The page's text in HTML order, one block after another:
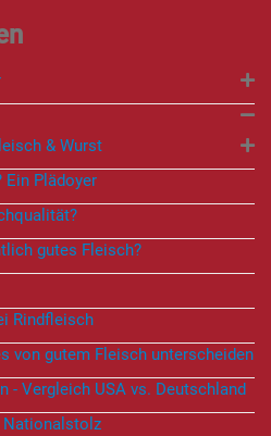
& Wurst
Ein Plädoyer
gutes Fleisch?
Rindfleisch
von gutem Fleisch unterscheiden
- Vergleich USA vs. Deutschland
Nationalstolz